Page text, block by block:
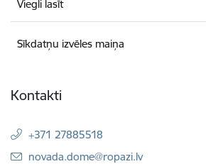
Viegli lasīt
Sīkdatņu izvēles maiņa
Kontakti
+371 27885518
E-pasts:
novada.dome@ropazi.lv